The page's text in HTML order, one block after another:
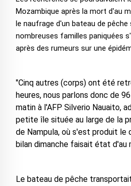
Mozambique après la mort d'au
le naufrage d'un bateau de pêche
nombreuses familles paniquées
après des rumeurs sur une
"Cinq autres (corps) ont été
heures, nous parlons donc de
matin à l'AFP Silverio Nauaito,
petite île située au large de la
de Nampula, où s'est produit le
bilan dimanche faisait état d'au
Le bateau de pêche